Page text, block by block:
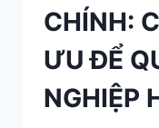
CHÍNH:
ƯU ĐỂ
NGHIỆP